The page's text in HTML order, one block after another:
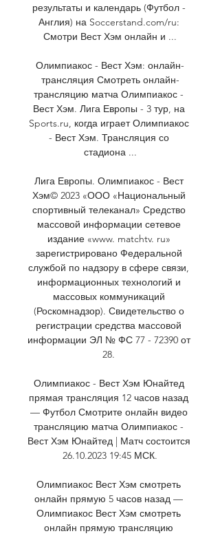
результаты и календарь (Футбол -
Англия) на Soccerstand.com/ru:
Смотри Вест Хэм онлайн и ...
Олимпиакос - Вест Хэм: онлайн-
трансляция Смотреть онлайн-
трансляцию матча Олимпиакос -
Вест Хэм. Лига Европы - 3 тур, на
Sports.ru, когда играет Олимпиакос
- Вест Хэм. Трансляция со
стадиона ...
Лига Европы. Олимпиакос - Вест
Хэм© 2023 «ООО «Национальный
спортивный телеканал» Средство
массовой информации сетевое
издание «www. matchtv. ru»
зарегистрировано Федеральной
службой по надзору в сфере связи,
информационных технологий и
массовых коммуникаций
(Роскомнадзор). Свидетельство о
регистрации средства массовой
информации ЭЛ № ФС 77 - 72390 от
28.
Олимпиакос - Вест Хэм Юнайтед
прямая трансляция 12 часов назад
— Футбол Смотрите онлайн видео
трансляцию матча Олимпиакос -
Вест Хэм Юнайтед | Матч состоится
26.10.2023 19:45 МСК.
Олимпиакос Вест Хэм смотреть
онлайн прямую 5 часов назад —
Олимпиакос Вест Хэм смотреть
онлайн прямую трансляцию